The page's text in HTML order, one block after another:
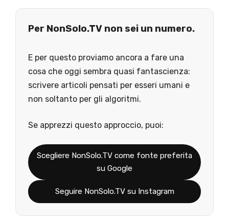
Per NonSolo.TV non sei un numero.
E per questo proviamo ancora a fare una
cosa che oggi sembra quasi fantascienza:
scrivere articoli pensati per esseri umani e
non soltanto per gli algoritmi.
Se apprezzi questo approccio, puoi:
Scegliere NonSolo.TV come fonte preferita
su Google
Seguire NonSolo.TV su Instagram